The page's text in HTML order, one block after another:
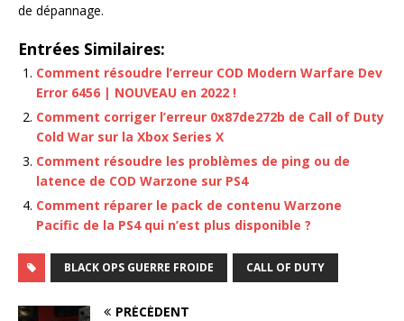
de dépannage.
Entrées Similaires:
Comment résoudre l’erreur COD Modern Warfare Dev
Error 6456 | NOUVEAU en 2022 !
Comment corriger l’erreur 0x87de272b de Call of Duty
Cold War sur la Xbox Series X
Comment résoudre les problèmes de ping ou de
latence de COD Warzone sur PS4
Comment réparer le pack de contenu Warzone
Pacific de la PS4 qui n’est plus disponible ?
BLACK OPS GUERRE FROIDE CALL OF DUTY
PRÉCÉDENT